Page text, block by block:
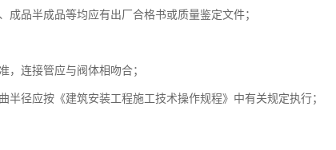
品半成品等均应有出厂合格书或质量鉴定文件；
，连接管应与阀体相吻合；
径应按《建筑安装工程施工技术操作规程》中有关规定执行；